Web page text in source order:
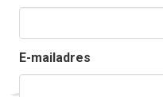
E-mailadres